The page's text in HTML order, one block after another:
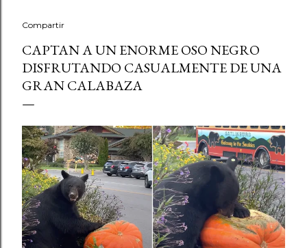
Compartir
CAPTAN A UN ENORME OSO NEGRO
DISFRUTANDO CASUALMENTE DE UNA
GRAN CALABAZA